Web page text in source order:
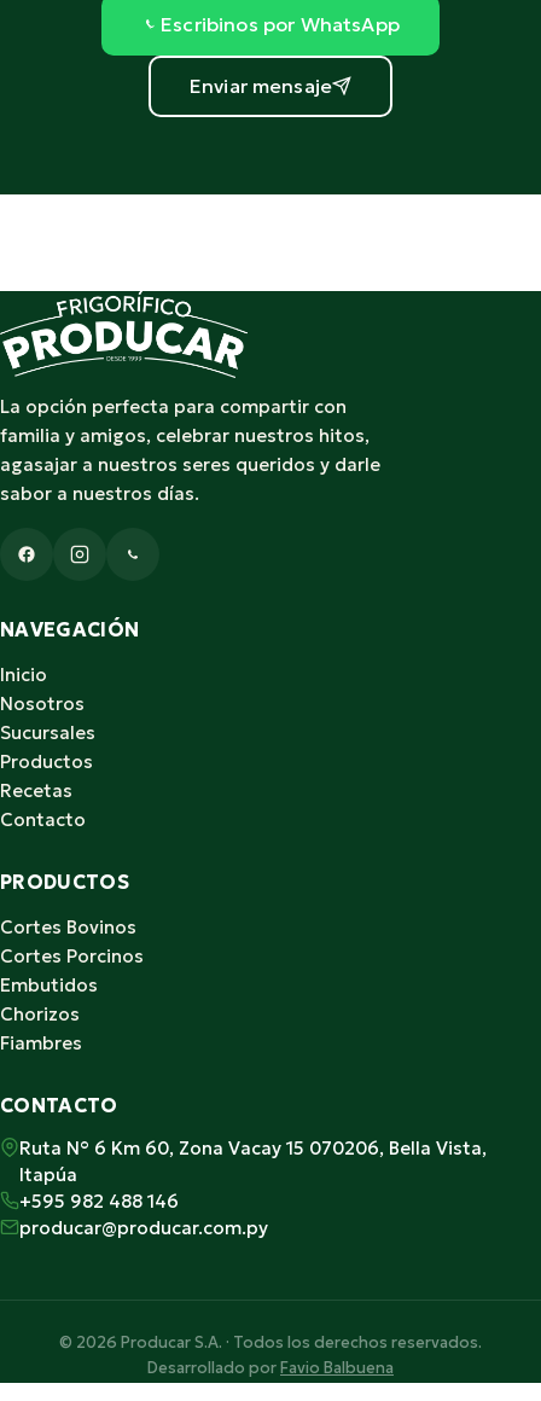
Escribinos por WhatsApp
Enviar mensaje
La opción perfecta para compartir con
familia y amigos, celebrar nuestros hitos,
agasajar a nuestros seres queridos y darle
sabor a nuestros días.
NAVEGACIÓN
Inicio
Nosotros
Sucursales
Productos
Recetas
Contacto
PRODUCTOS
Cortes Bovinos
Cortes Porcinos
Embutidos
Chorizos
Fiambres
CONTACTO
Ruta N° 6 Km 60, Zona Vacay 15 070206, Bella Vista,
Itapúa
+595 982 488 146
producar@producar.com.py
© 2026 Producar S.A. · Todos los derechos reservados.
Desarrollado porFavio Balbuena